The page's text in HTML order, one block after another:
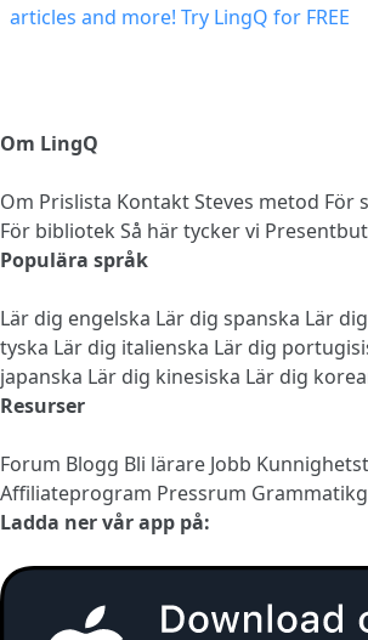
Om LingQ
Om Prislista KontaktSteves metod För
För bibliotek Så här tycker vi
Populära språk
Lär dig engelska Lär dig spanska Lär
tyska Lär dig italienska Lär dig
japanska Lär dig kinesiska Lär dig
Resurser
Forum Blogg Bli lärare Jobb
Affiliateprogram Pressrum
Ladda ner vår app på: